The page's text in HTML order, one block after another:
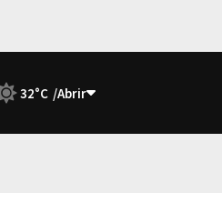
32°C